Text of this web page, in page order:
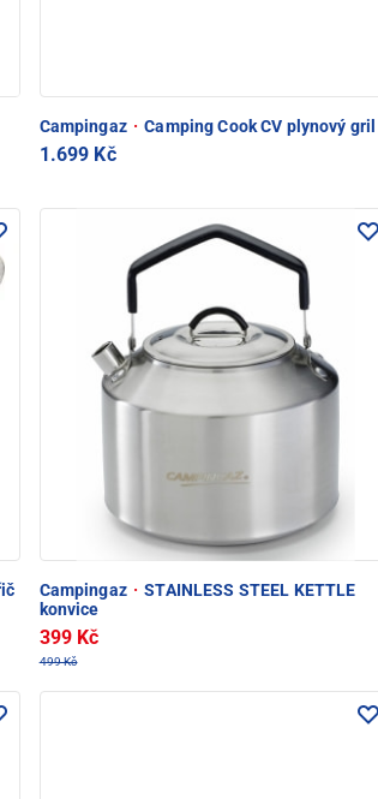
Campingaz · Camping Cook CV plynový gril
1.699 Kč
Campingaz · STAINLESS STEEL KETTLE
konvice
399 Kč
499 Kč